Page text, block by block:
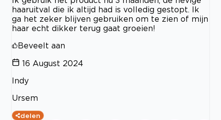
haaruitval die ik altijd had is volledig gestopt. Ik
ga het zeker blijven gebruiken om te zien of mijn
haar echt dikker terug gaat groeien!
Beveelt aan
16 August 2024
Indy
Ursem
delen